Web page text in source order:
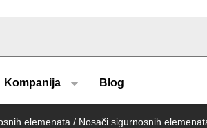
Kompanija Blog
elemenata / Nosači sigurnosnih